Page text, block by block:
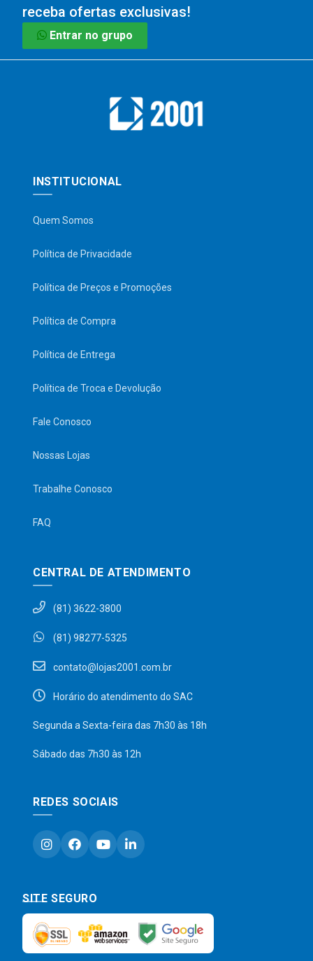
receba ofertas exclusivas!
Entrar no grupo
INSTITUCIONAL
Quem Somos
Política de Privacidade
Política de Preços e Promoções
Política de Compra
Política de Entrega
Política de Troca e Devolução
Fale Conosco
Nossas Lojas
Trabalhe Conosco
FAQ
CENTRAL DE ATENDIMENTO
(81) 3622-3800
(81) 98277-5325
contato@lojas2001.com.br
Horário do atendimento do SAC
Segunda a Sexta-feira das 7h30 às 18h
Sábado das 7h30 às 12h
REDES SOCIAIS
SITE SEGURO